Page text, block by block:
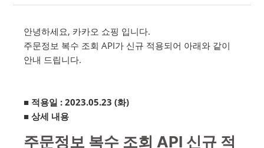
안녕하세요, 카카오 쇼핑 입니다.
주문정보 복수 조회 API가 신규 적용되어 아래와 같이
안내 드립니다.
■ 적용일 : 2023.05.23 (화)
■ 상세 내용
주문정보 복수 조회 API 신규 적